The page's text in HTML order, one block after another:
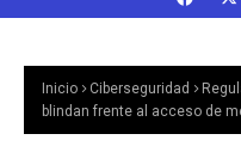
Inicio Ciberseguridad
blindan frente al acceso de